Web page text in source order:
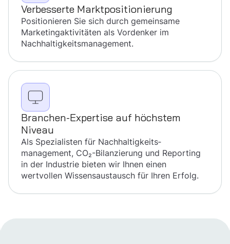
Verbesserte Marktpositionierung
Positionieren Sie sich durch gemeinsame
Marketingaktivitäten als Vordenker im
Nachhaltigkeitsmanagement.
Branchen-Expertise auf höchstem
Niveau
Als Spezialisten für Nachhaltigkeits­
management, CO₂-Bilanzierung und Reporting
in der Industrie bieten wir Ihnen einen
wertvollen Wissensaustausch für Ihren Erfolg.